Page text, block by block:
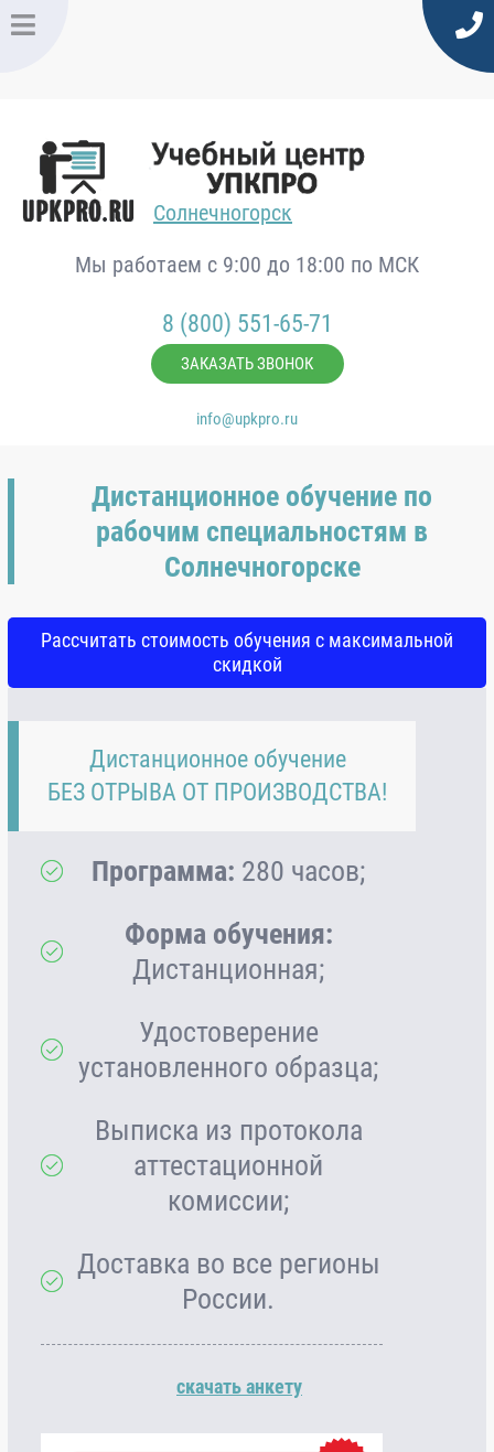
Солнечногорск
Мы работаем с 9:00 до 18:00 по МСК
8 (800) 551-65-71
ЗАКАЗАТЬ ЗВОНОК
info@upkpro.ru
Дистанционное обучение по
рабочим специальностям в
Солнечногорске
Рассчитать стоимость обучения с максимальной
скидкой
Дистанционное обучение
БЕЗ ОТРЫВА ОТ ПРОИЗВОДСТВА!
Программа: 280 часов;
Форма обучения:
Дистанционная;
Удостоверение
установленного образца;
Выписка из протокола
аттестационной
комиссии;
Доставка во все регионы
России.
скачать анкету